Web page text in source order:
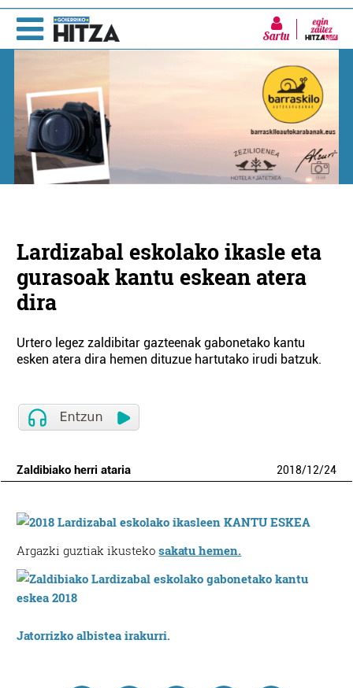
Sartu
Lardizabal eskolako ikasle eta
gurasoak kantu eskean atera
dira
Urtero legez zaldibitar gazteenak gabonetako kantu
esken atera dira hemen dituzue hartutako irudi batzuk.
Zaldibiako herri ataria 2018/12/24
Argazki guztiak ikustekosakatu hemen.
Jatorrizko albistea irakurri.